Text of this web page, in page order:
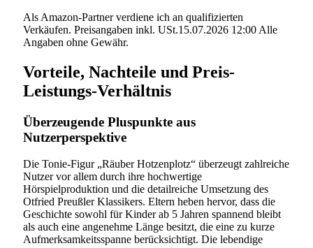
Als Amazon-Partner verdiene ich an qualifizierten
Verkäufen. Preisangaben inkl. USt.15.07.2026 12:00 Alle
Angaben ohne Gewähr.
Vorteile, Nachteile und Preis-
Leistungs-Verhältnis
Überzeugende Pluspunkte aus
Nutzerperspektive
Die Tonie-Figur „Räuber Hotzenplotz“ überzeugt zahlreiche
Nutzer vor allem durch ihre hochwertige
Hörspielproduktion und die detailreiche Umsetzung des
Otfried Preußler Klassikers. Eltern heben hervor, dass die
Geschichte sowohl für Kinder ab 5 Jahren spannend bleibt
als auch eine angenehme Länge besitzt, die eine zu kurze
Aufmerksamkeitsspanne berücksichtigt. Die lebendige